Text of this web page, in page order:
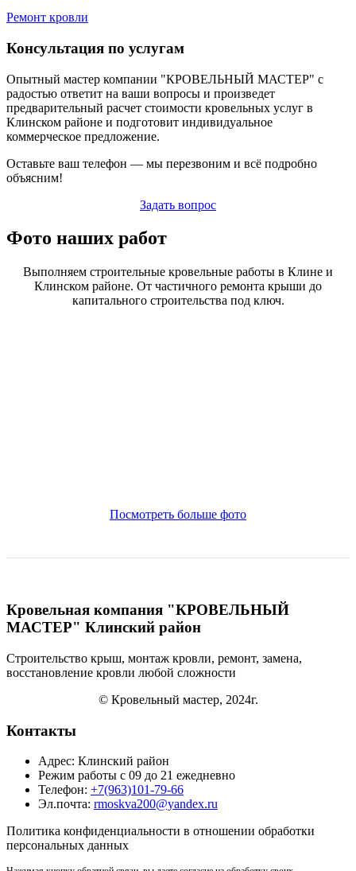
Ремонт кровли
Консультация по услугам
Опытный мастер компании "КРОВЕЛЬНЫЙ МАСТЕР" с
радостью ответит на ваши вопросы и произведет
предварительный расчет стоимости кровельных услуг в
Клинском районе и подготовит индивидуальное
коммерческое предложение.
Оставьте ваш телефон — мы перезвоним и всё подробно
объясним!
Задать вопрос
Фото наших работ
Выполняем строительные кровельные работы в Клине и
Клинском районе. От частичного ремонта крыши до
капитального строительства под ключ.
Посмотреть больше фото
Кровельная компания "КРОВЕЛЬНЫЙ
МАСТЕР" Клинский район
Строительство крыш, монтаж кровли, ремонт, замена,
восстановление кровли любой сложности
© Кровельный мастер, 2024г.
Контакты
Адрес: Клинский район
Режим работы с 09 до 21 ежедневно
Телефон: +7(963)101-79-66
Эл.почта: rmoskva200@yandex.ru
Политика конфиденциальности в отношении обработки
персональных данных